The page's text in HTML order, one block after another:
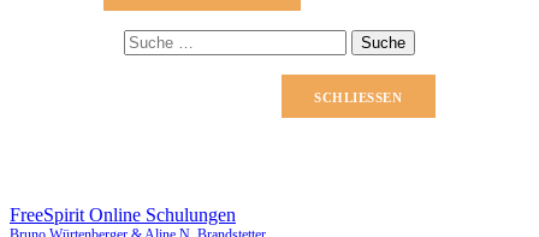
Suche
nach:
SCHLIESSEN
FreeSpirit Online Schulungen